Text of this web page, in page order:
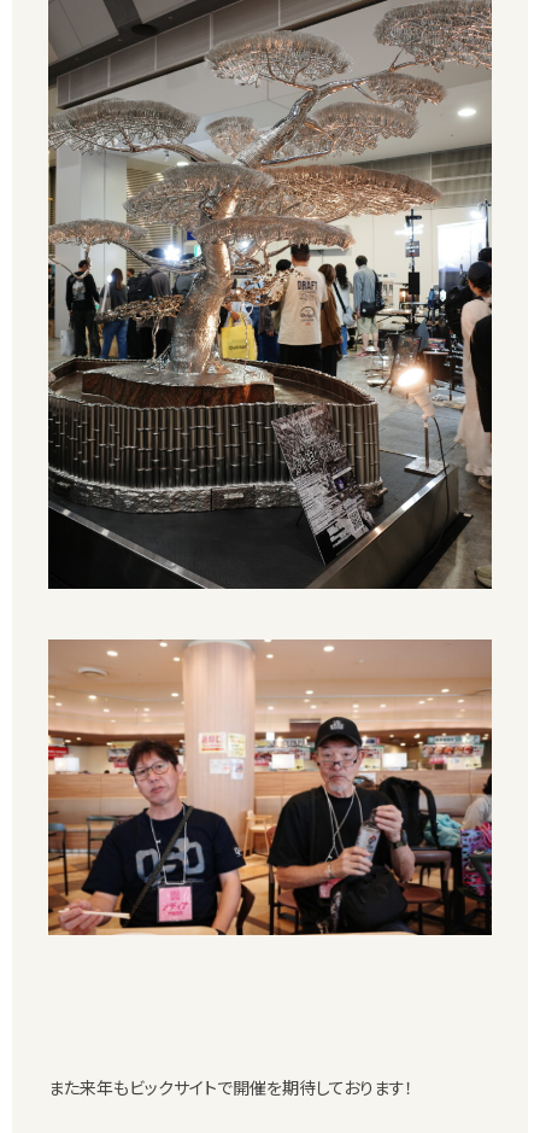
また来年もビックサイトで開催を期待しております！